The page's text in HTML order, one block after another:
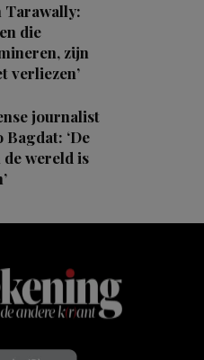
Tarawally:
die
zijn
verliezen’
journalist
Bagdat: ‘De
wereld is